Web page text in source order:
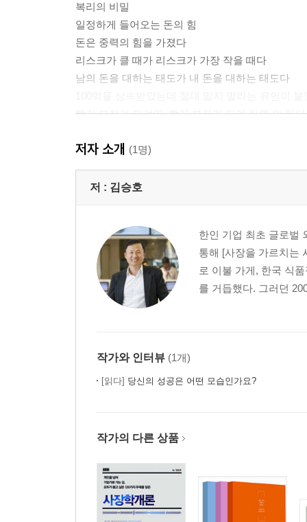
복리의 비밀
일정하게 들어오는 돈의 힘
돈은 중력의 힘을 가졌다
리스크가 클 때가 리스크가 가장 작을 때다
남의 돈을 대하는 태도가 내 돈을 대하는 태도다
빨리 부자가 되려면, 빨리 부자가 되려 하면 안 된다
삼성전자 주식을 삼성증권에 가서 사는 사람
다른 이를 부르는 호칭에 따라 내게 오는 운이 바뀐
반복되는 운은 실력이고 반복되는 실패는 습관이다
달걀을 한 바구니에 담지 않았는데 왜 모두 깨질까?
부자가 되는 세 가지 방법
돈을 모으지 못하는 이유
자신이 금융 문맹인지 알아보는 법
주식으로 수익을 내는 사람들의 세 가지 특징
가난은 생각보다 훨씬 더 잔인하다
금융 공황 발생에 따른 세 가지 인간상
부자가 되기 위해 우선 당장 할 수 있는 일 한 가지
현재 임대료를 내는 사람들의 숨은 가치
부동산에 투자하는 것이 좋을까? 주식이 좋을까?
나의 독립기념일은 언제인가?
저자 소개 (1명)
저 : 김승호
한인 기업 최초 글로벌
통해 [사장을 가르치는
로 이불 가게, 한국 식
를 거듭했다. 그러던
작가와 인터뷰 (1개)
[읽다] 당신의 성공은 어떤 모습인가요?
작가의 다른 상품